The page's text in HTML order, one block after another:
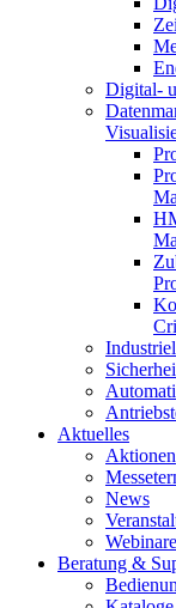
Digital-
Aktuelles
Aktionen
News
Webinare
Beratung &